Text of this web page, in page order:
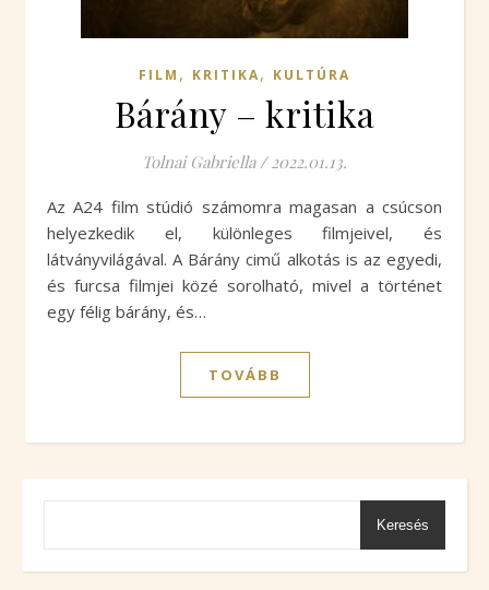
FILM , KRITIKA, KULTÚRA
Bárány – kritika
Tolnai Gabriella / 2022.01.13.
Az A24 film stúdió számomra magasan a csúcson
helyezkedik el, különleges filmjeivel, és
látványvilágával. A Bárány cimű alkotás is az egyedi,
és furcsa filmjei közé sorolható, mivel a történet
egy félig bárány, és…
TOVÁBB
Keresés